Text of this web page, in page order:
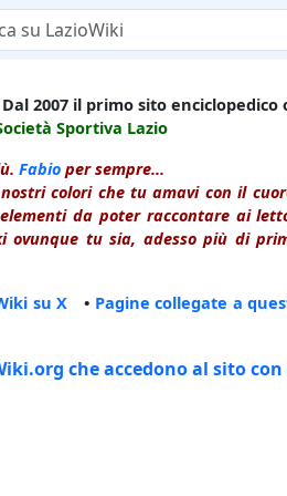
2007 il primo sito
Sportiva Lazio
Fabio per sempre...
colori che tu amavi con il
da poter raccontare ai
ovunque tu sia, adesso più di
su X • Pagine collegate a
che accedono al sito